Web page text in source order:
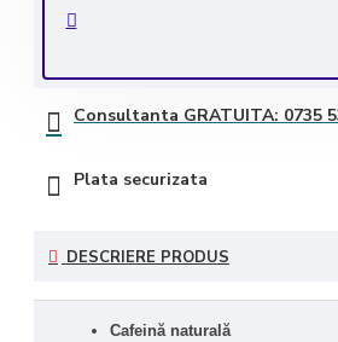
Consultanta GRATUITA: 0735
Plata securizata
DESCRIERE PRODUS
Cafeină naturală